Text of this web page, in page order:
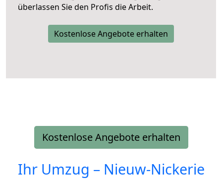
überlassen Sie den Profis die Arbeit.
Kostenlose Angebote erhalten
Kostenlose Angebote erhalten
Ihr Umzug – Nieuw-Nickerie